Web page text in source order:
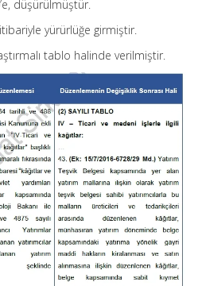
düşürülmüştür.
yürürlüğe girmiştir.
tablo halinde verilmiştir.